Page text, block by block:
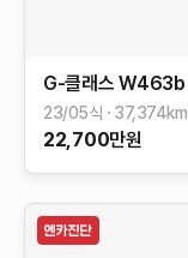
G-클래스 W463b
23/05식 37,374km
22,700만원